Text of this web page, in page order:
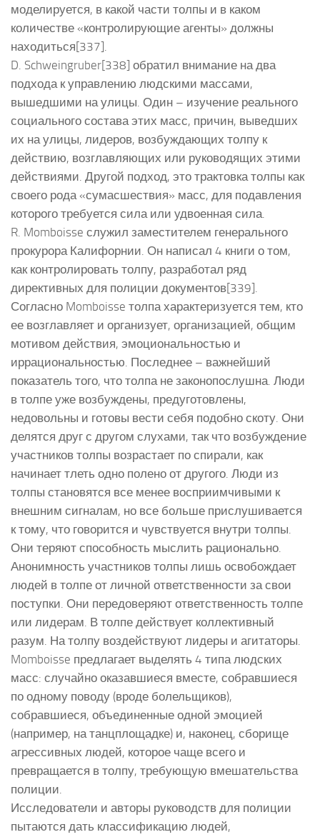
моделируется, в какой части толпы и в каком
количестве «контролирующие агенты» должны
находиться[337].
D. Schweingruber[338] обратил внимание на два
подхода к управлению людскими массами,
вышедшими на улицы. Один – изучение реального
социального состава этих масс, причин, выведших
их на улицы, лидеров, возбуждающих толпу к
действию, возглавляющих или руководящих этими
действиями. Другой подход, это трактовка толпы как
своего рода «сумасшествия» масс, для подавления
которого требуется сила или удвоенная сила.
R. Momboisse служил заместителем генерального
прокурора Калифорнии. Он написал 4 книги о том,
как контролировать толпу, разработал ряд
директивных для полиции документов[339].
Согласно Momboisse толпа характеризуется тем, кто
ее возглавляет и организует, организацией, общим
мотивом действия, эмоциональностью и
иррациональностью. Последнее – важнейший
показатель того, что толпа не законопослушна. Люди
в толпе уже возбуждены, предуготовлены,
недовольны и готовы вести себя подобно скоту. Они
делятся друг с другом слухами, так что возбуждение
участников толпы возрастает по спирали, как
начинает тлеть одно полено от другого. Люди из
толпы становятся все менее восприимчивыми к
внешним сигналам, но все больше прислушивается
к тому, что говорится и чувствуется внутри толпы.
Они теряют способность мыслить рационально.
Анонимность участников толпы лишь освобождает
людей в толпе от личной ответственности за свои
поступки. Они передоверяют ответственность толпе
или лидерам. В толпе действует коллективный
разум. На толпу воздействуют лидеры и агитаторы.
Momboisse предлагает выделять 4 типа людских
масс: случайно оказавшиеся вместе, собравшиеся
по одному поводу (вроде болельщиков),
собравшиеся, объединенные одной эмоцией
(например, на танцплощадке) и, наконец, сборище
агрессивных людей, которое чаще всего и
превращается в толпу, требующую вмешательства
полиции.
Исследователи и авторы руководств для полиции
пытаются дать классификацию людей,